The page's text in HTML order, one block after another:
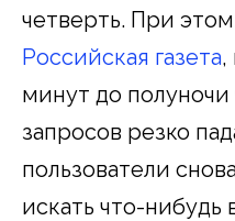
четверть. При
Российская газета,
минут до
запросов резко
пользователи
искать что-нибудь